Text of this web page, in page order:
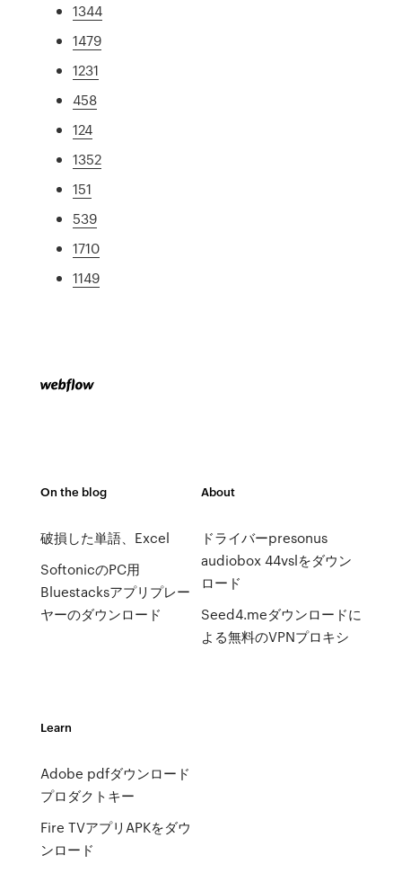
1344
1479
1231
458
124
1352
151
539
1710
1149
On the blog
破損した単語、Excel
SoftonicのPC用
Bluestacksアプリプレー
ヤーのダウンロード
About
ドライバーpresonus
audiobox 44vslをダウン
ロード
Seed4.meダウンロードに
よる無料のVPNプロキシ
Learn
Adobe pdfダウンロード
プロダクトキー
Fire TVアプリAPKをダウ
ンロード